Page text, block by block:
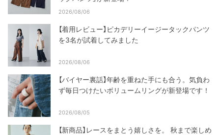
2026/08/06
【着用レビュー】ピカデリーイージータックパンツ
を3名が試着してみました
2026/08/06
【バイヤー裏話】年齢を重ねた手にも合う。気負わ
ず毎日つけたいボリュームリングが新登場です！
2026/08/05
【新商品】レースをまとう嬉しさを。 秋まで楽しめ